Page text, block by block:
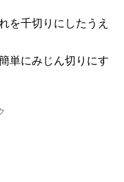
を千切りにしたうえ
単にみじん切りにす